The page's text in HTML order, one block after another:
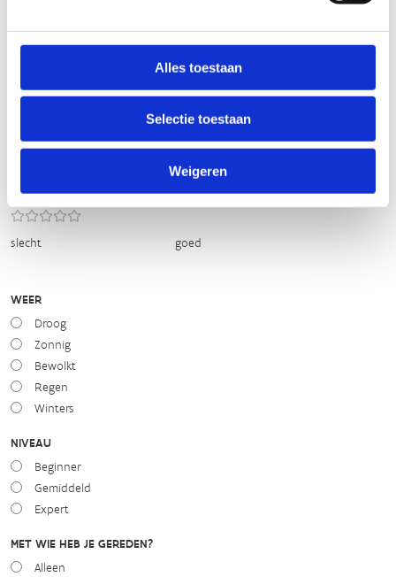
Alles toestaan
Selectie toestaan
Weigeren
BEWEGWIJZERING
slecht goed
STAAT VAN PARCOURS(ONDERGROND, BEGROEIING, ONDERHOUD)
slecht goed
WEER
Droog
Zonnig
Bewolkt
Regen
Winters
NIVEAU
Beginner
Gemiddeld
Expert
MET WIE HEB JE GEREDEN?
Alleen